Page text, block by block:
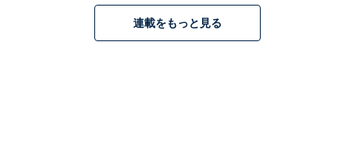
連載をもっと見る